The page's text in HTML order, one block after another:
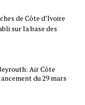
de Côte d’Ivoire
sur la base des
Air Côte
du 29 mars